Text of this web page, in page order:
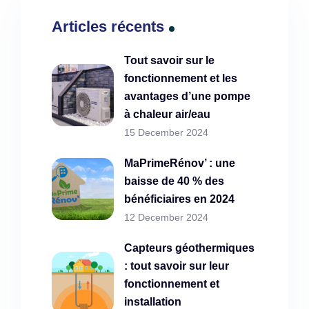
Articles récents
Tout savoir sur le
fonctionnement et les
avantages d’une pompe
à chaleur air/eau
15 December 2024
MaPrimeRénov’ : une
baisse de 40 % des
bénéficiaires en 2024
12 December 2024
Capteurs géothermiques
: tout savoir sur leur
fonctionnement et
installation